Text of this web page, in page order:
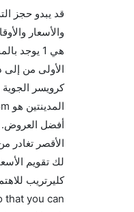
قد يبدو حجز
والأسعار
كليرتريب
that you can